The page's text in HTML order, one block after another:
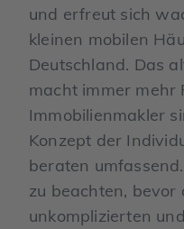
und erfreut sich
kleinen mobilen
Deutschland. Das
macht immer mehr
Immobilienmakler
Konzept der
beraten
zu beachten, bevor
unkomplizierten